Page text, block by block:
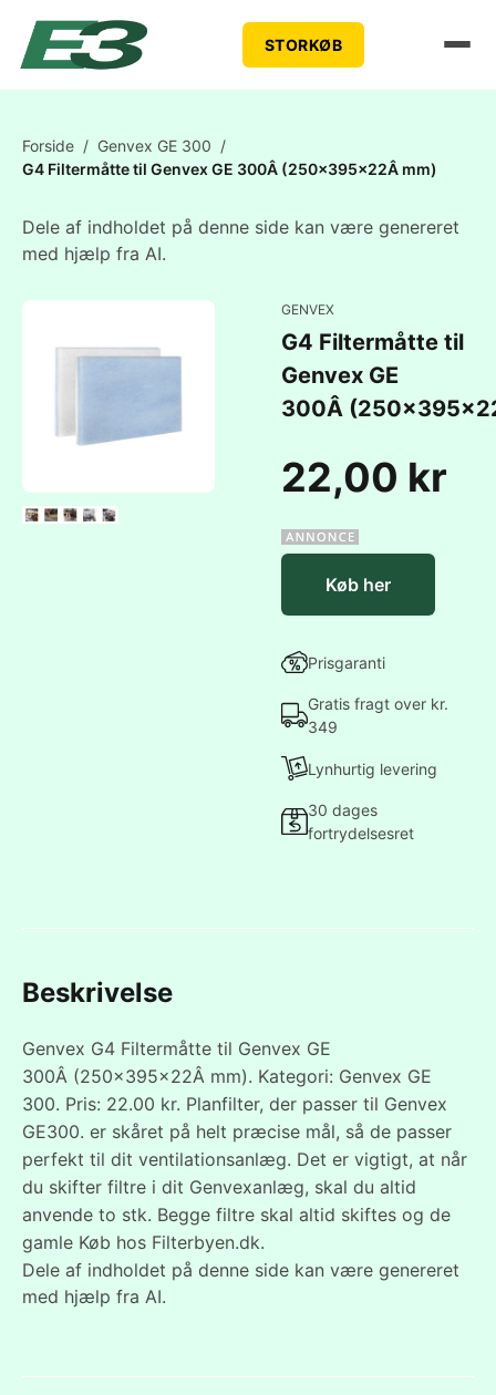
STORKØB
Forside / Genvex GE 300 /
G4 Filtermåtte til Genvex GE 300Â (250x395x22Â mm)
Dele af indholdet på denne side kan være genereret
med hjælp fra AI.
GENVEX
G4 Filtermåtte til
Genvex GE
300Â
22,00 kr
Køb her
Prisgaranti
Gratis fragt over kr.
349
Lynhurtig levering
30 dages
fortrydelsesret
Beskrivelse
Genvex G4 Filtermåtte til Genvex GE
300Â (250x395x22Â mm). Kategori: Genvex GE
300. Pris: 22.00 kr. Planfilter, der passer til Genvex
GE300. er skåret på helt præcise mål, så de passer
perfekt til dit ventilationsanlæg. Det er vigtigt, at når
du skifter filtre i dit Genvexanlæg, skal du altid
anvende to stk. Begge filtre skal altid skiftes og de
gamle Køb hos Filterbyen.dk.
Dele af indholdet på denne side kan være genereret
med hjælp fra AI.